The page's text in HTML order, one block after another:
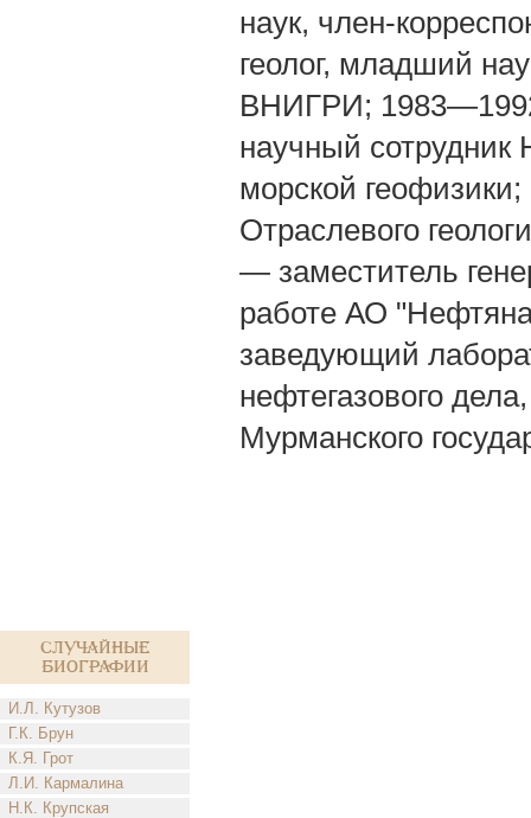
Случайные
биографии
И.Л. Кутузов
Г.К. Брун
К.Я. Грот
Л.И. Кармалина
Н.К. Крупская
наук, член-
геолог, младший
ВНИГРИ;
научный сотрудник
морской
Отраслевого
— заместитель
работе АО
заведующий
нефтегазового
Мурманского